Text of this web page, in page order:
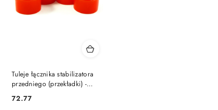
Tuleje łącznika stabilizatora
przedniego (przekładki) -
MPBS: 4500532
Cena:
72.77